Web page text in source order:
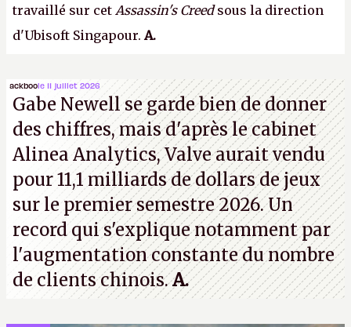
travaillé sur cet Assassin's Creedsous la direction
d'Ubisoft Singapour.A.
ackboole 11 juillet 2026
Gabe Newell se garde bien de donner
des chiffres, mais d'après le cabinet
Alinea Analytics, Valve aurait vendu
pour 11,1 milliards de dollars de jeux
sur le premier semestre 2026. Un
record qui s'explique notamment par
l'augmentation constante du nombre
de clients chinois.A.